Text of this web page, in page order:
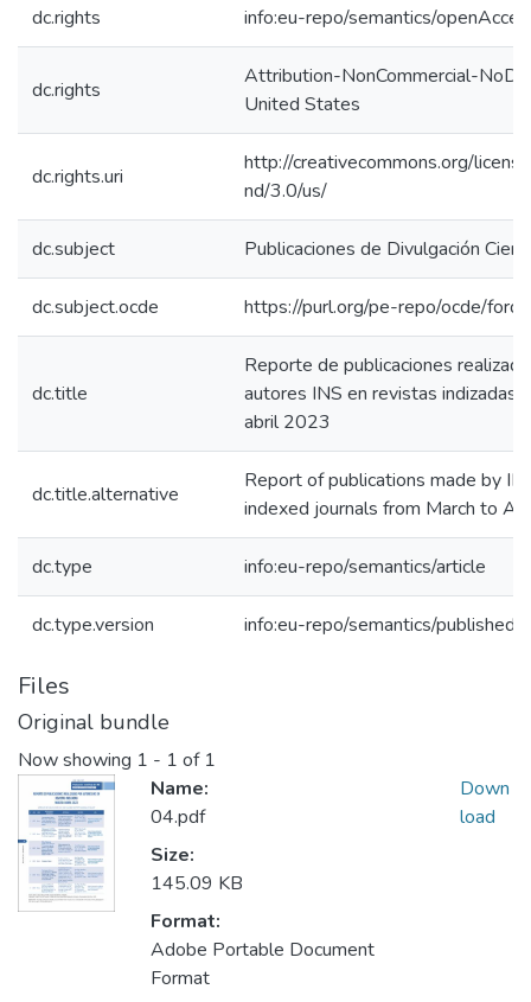
dc.rights info:eu-repo/semantics/
dc.rights
Attribution-NonCommercial-
United States
dc.rights.uri
http://creativecommons.org/
nd/3.0/us/
dc.subject Publicaciones de Divulgación
dc.subject.ocde https://purl.org/pe-repo/ocde/
dc.title
Reporte de publicaciones
autores INS en revistas indizadas
abril 2023
dc.title.alternative
Report of publications made by
indexed journals from March to
dc.type info:eu-repo/semantics/article
dc.type.version info:eu-repo/semantics/
Files
Original bundle
Now showing 1 - 1 of 1
Name:
04.pdf
Size:
145.09 KB
Format:
Adobe Portable Document
Format
Down
load